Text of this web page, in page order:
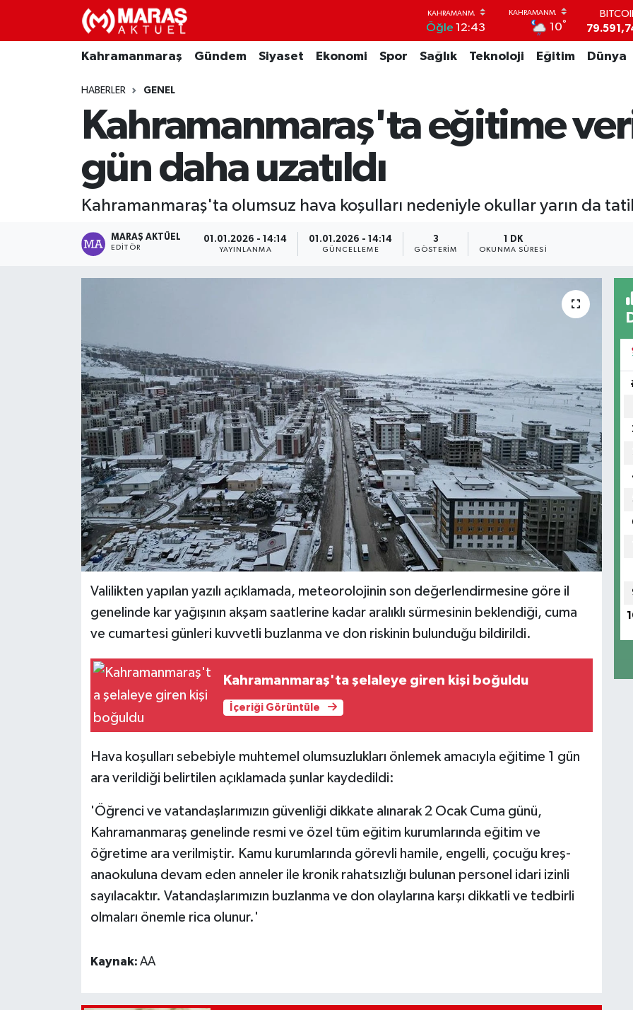
Öğle 12:43 10°
45,43620
Kahramanmaraş Gündem Siyaset Ekonomi Spor Sağlık Teknoloji Eğitim Dünya
HABERLER GENEL
Kahramanmaraş'ta eğitime
gün daha uzatıldı
Kahramanmaraş'ta olumsuz hava koşulları nedeniyle okullar yarın da
MARAŞ AKTÜEL
EDITÖR
01.01.2026 - 14:14
YAYINLANMA
01.01.2026 - 14:14
GÜNCELLEME
3
GÖSTERIM
1 DK
OKUNMA SÜRESI
Valilikten yapılan yazılı açıklamada, meteorolojinin son değerlendirmesine göre il
genelinde kar yağışının akşam saatlerine kadar aralıklı sürmesinin beklendiği, cuma
ve cumartesi günleri kuvvetli buzlanma ve don riskinin bulunduğu bildirildi.
Kahramanmaraş'ta şelaleye giren kişi boğuldu
İçeriği Görüntüle
Hava koşulları sebebiyle muhtemel olumsuzlukları önlemek amacıyla eğitime 1 gün
ara verildiği belirtilen açıklamada şunlar kaydedildi:
'Öğrenci ve vatandaşlarımızın güvenliği dikkate alınarak 2 Ocak Cuma günü,
Kahramanmaraş genelinde resmi ve özel tüm eğitim kurumlarında eğitim ve
öğretime ara verilmiştir. Kamu kurumlarında görevli hamile, engelli, çocuğu kreş-
anaokuluna devam eden anneler ile kronik rahatsızlığı bulunan personel idari izinli
sayılacaktır. Vatandaşlarımızın buzlanma ve don olaylarına karşı dikkatli ve tedbirli
olmaları önemle rica olunur.'
Kaynak: AA
Kahramanmaraş
Gündem
Ekonomi
Kültür Sanat
Nöbetçi Eczaneler
Hava Durumu
Namaz Vakitleri
Trafik Durumu
TFF 3.Lig 4.Grup Puan Durumu ve Fikstür
Tüm Manşetler